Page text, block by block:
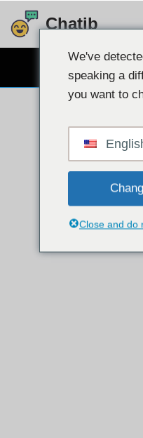
Doorgaan
Chatib
GRATIS
We've
speaking a
you want to
Close and do